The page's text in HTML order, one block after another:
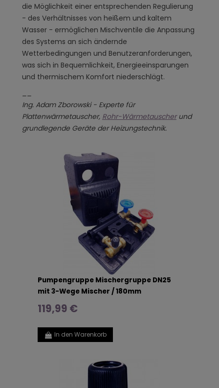
die Möglichkeit einer entsprechenden Regulierung
- des Verhältnisses von heißem und kaltem
Wasser - ermöglichen Mischventile die Anpassung
des Systems an sich ändernde
Wetterbedingungen und Benutzeranforderungen,
was sich in Bequemlichkeit, Energieeinsparungen
und thermischem Komfort niederschlägt.
__
Ing. Adam Zborowski - Experte für
Plattenwärmetauscher, Rohr-Wärmetauscherund
grundlegende Geräte der Heizungstechnik.
Pumpengruppe Mischergruppe DN25
mit 3-Wege Mischer / 180mm
119,99 €
In den Warenkorb